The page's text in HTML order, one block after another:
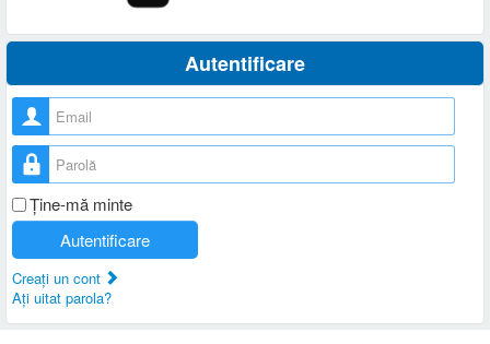
Autentificare
Nume utilizator
Parolă
Ţine-mă minte
Autentificare
Creaţi un cont
Aţi uitat parola?